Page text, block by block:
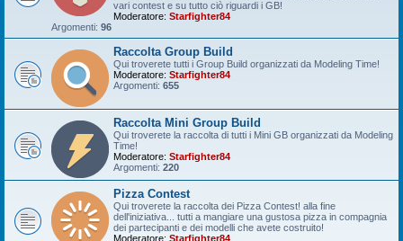
vari contest e su tutto ciò riguardi i GB!
Moderatore: Starfighter84
Argomenti: 96
Raccolta Group Build
Qui troverete tutti i Group Build organizzati da Modeling Time!
Moderatore: Starfighter84
Argomenti: 655
Raccolta Mini Group Build
Qui troverete la raccolta di tutti i Mini GB organizzati da Modeling
Time!
Moderatore: Starfighter84
Argomenti: 220
Pizza Contest
Qui troverete la raccolta dei Pizza Contest! alla fine
dell'iniziativa... tutti a mangiare una gustosa pizza in compagnia
dei partecipanti e dei modelli che avete costruito!
Moderatore: Starfighter84